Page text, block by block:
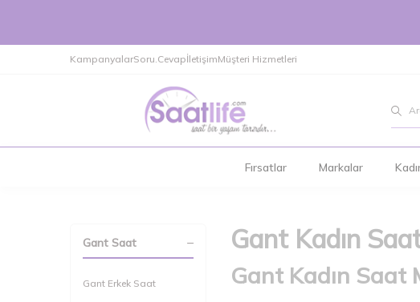
KampanyalarSoru.CevapİletişimMüşteri Hizmetleri
Fırsatlar Markalar
Gant Saat
Gant Erkek Saat
Gant Kadın
Gant Kadın Saat